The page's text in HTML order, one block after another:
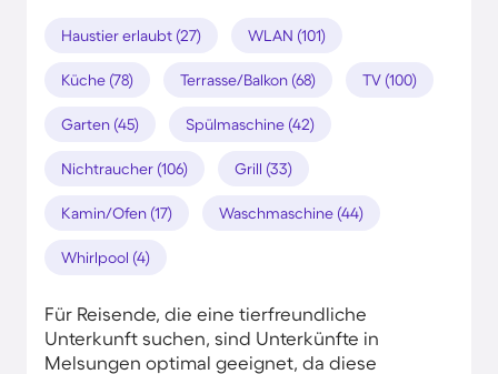
Haustier erlaubt (27) WLAN (101)
Küche (78) Terrasse/Balkon (68) TV (100)
Garten (45) Spülmaschine (42)
Nichtraucher (106) Grill (33)
Kamin/Ofen (17) Waschmaschine (44)
Whirlpool (4)
Für Reisende, die eine tierfreundliche
Unterkunft suchen, sind Unterkünfte in
Melsungen optimal geeignet, da diese